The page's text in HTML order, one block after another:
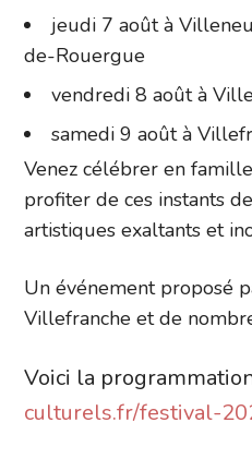
jeudi 7 août à
de-Rouergue
vendredi 8 août à
samedi 9 août à
Venez célébrer en
profiter de ces instants
artistiques exaltants et
Un événement proposé
Villefranche et de
Voici la
culturels.fr/festival-